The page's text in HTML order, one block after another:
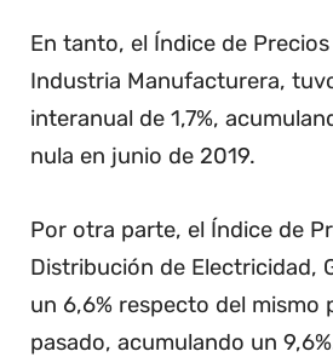
En tanto, el Índice de
Industria Manufacturera,
interanual de 1,7%,
nula en junio de 2019.
Por otra parte, el Índice de
Distribución de Electricidad,
un 6,6% respecto del mismo
pasado, acumulando un